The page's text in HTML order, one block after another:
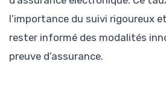
l’importance du suivi rigoureux
rester informé des modalités
preuve d’assurance.